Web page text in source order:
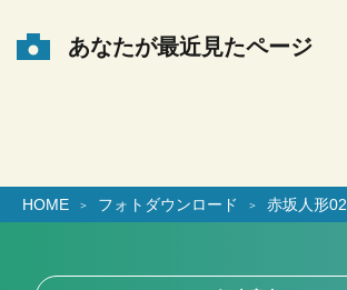
あなたが最近見たページ
HOME フォトダウンロード 赤坂人形02